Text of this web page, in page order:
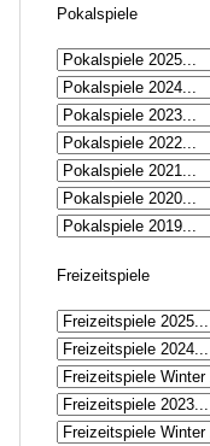
Pokalspiele
Freizeitspiele